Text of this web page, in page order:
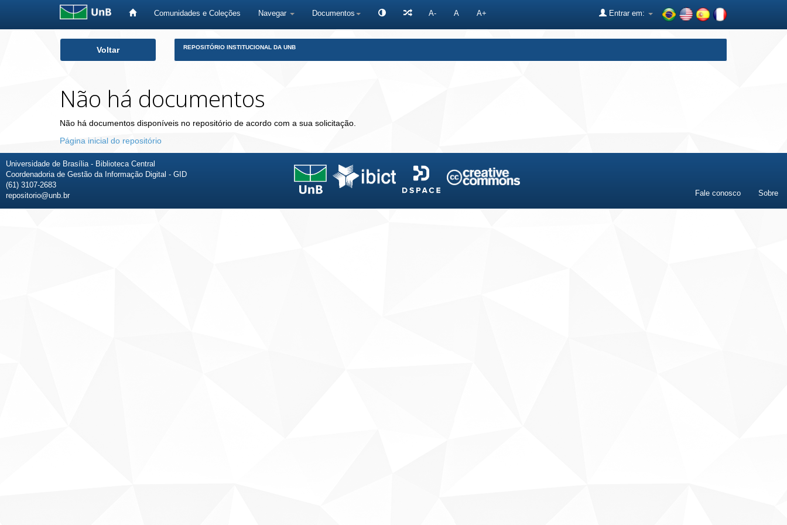
Comunidades e Coleções Navegar Documentos A- A A+ Entrar em:
Voltar REPOSITÓRIO INSTITUCIONAL DA UNB
Não há documentos
Não há documentos disponíveis no repositório de acordo com a sua solicitação.
Página inicial do repositório
Universidade de Brasília - Biblioteca Central
Coordenadoria de Gestão da Informação Digital - GID
(61) 3107-2683
repositorio@unb.br
Fale conosco Sobre